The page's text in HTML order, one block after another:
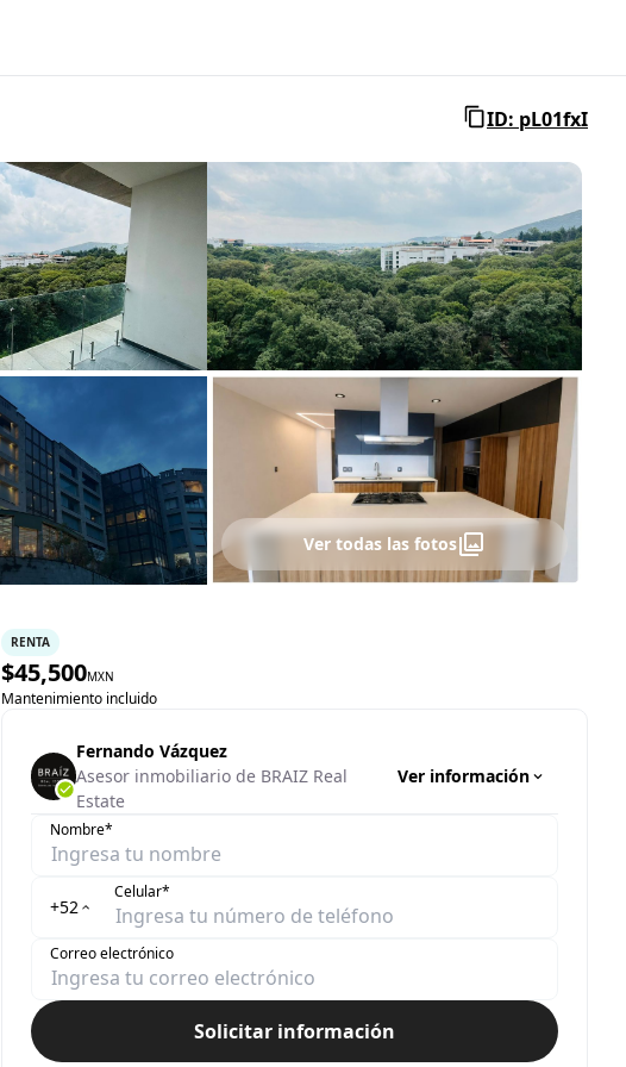
ID: pL01fxI
Ver todas las fotos
RENTA
$45,500MXN
Mantenimiento incluido
Fernando Vázquez
Asesor inmobiliario de BRAIZ Real
Estate
Ver información
Nombre*
+52
Celular*
Correo electrónico
Solicitar información